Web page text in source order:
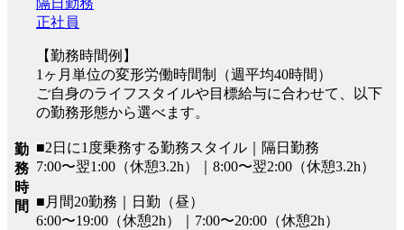
勤
務
時
間
隔日勤務
正社員
【勤務時間例】
1ヶ月単位の変形労働時間制（週平均40時間）
ご自身のライフスタイルや目標給与に合わせて、以下
の勤務形態から選べます。
■2日に1度乗務する勤務スタイル｜隔日勤務
7:00〜翌1:00（休憩3.2h）｜8:00〜翌2:00（休憩3.2h）
■月間20勤務｜日勤（昼）
6:00〜19:00（休憩2h）｜7:00〜20:00（休憩2h）